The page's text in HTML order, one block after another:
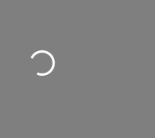
Cargando…